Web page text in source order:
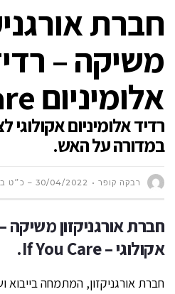
חברת
משיקה –
אלומיניום If You Care.
רדיד אלומיניום
במדורה על האש.
רבקה קופר 30/04/2022 – כ״ט בניסן ה׳תשפ״ב
חברת אורגניקזון משיקה
אקולוגי – If You Care.
חברת אורגניקזון, המתמחה בייבוא